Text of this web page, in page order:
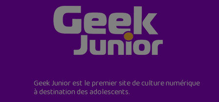
Geek Junior est le premier site de culture numérique
à destination des adolescents.